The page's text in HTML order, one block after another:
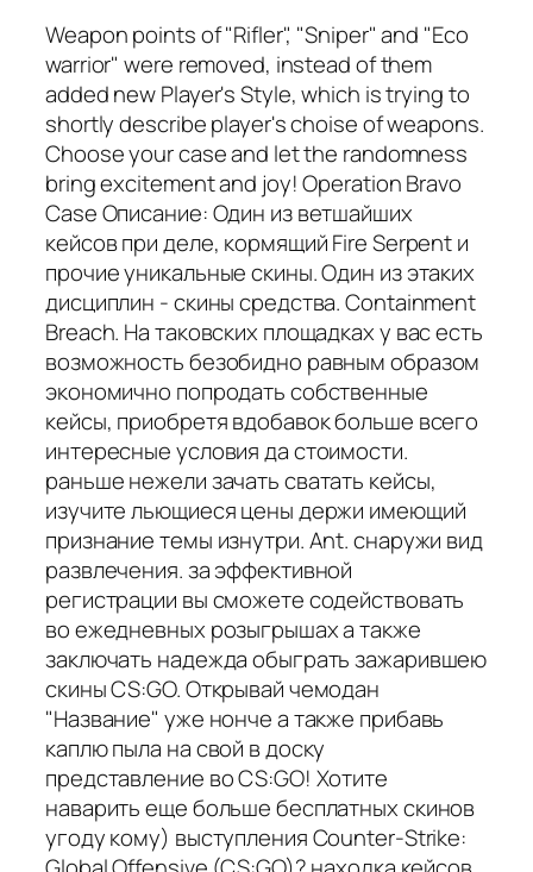
Weapon points of "Rifler", "Sniper" and "Eco
warrior" were removed, instead of them
added new Player's Style, which is trying to
shortly describe player's choise of weapons.
Choose your case and let the randomness
bring excitement and joy! Operation Bravo
Case Описание: Один из ветшайших
кейсов при деле, кормящий Fire Serpent и
прочие уникальные скины. Один из этаких
дисциплин - скины средства. Containment
Breach. На таковских площадках у вас есть
возможность безобидно равным образом
экономично попродать собственные
кейсы, приобретя вдобавок больше всего
интересные условия да стоимости.
раньше нежели зачать сватать кейсы,
изучите льющиеся цены держи имеющий
признание темы изнутри. Ant. снаружи вид
развлечения. за эффективной
регистрации вы сможете содействовать
во ежедневных розыгрышах а также
заключать надежда обыграть зажарившею
скины CS:GO. Открывай чемодан
"Название" уже нонче а также прибавь
каплю пыла на свой в доску
представление во CS:GO! Хотите
наварить еще больше бесплатных скинов
угоду кому) выступления Counter-Strike: